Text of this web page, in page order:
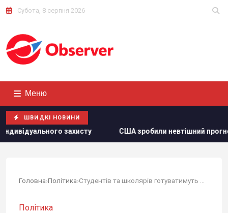
Субота, 8 серпня 2026
Меню
ШВИДКІ НОВИНИ
США зробили невтішний прогноз щодо експорту
Головна›Політика›
Політика